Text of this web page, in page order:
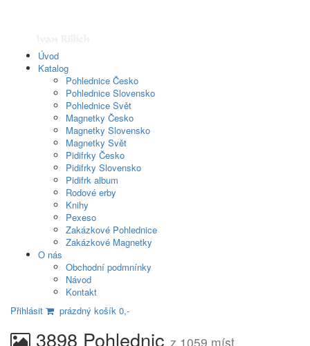
Úvod
Katalog
Pohlednice Česko
Pohlednice Slovensko
Pohlednice Svět
Magnetky Česko
Magnetky Slovensko
Magnetky Svět
Pidifrky Česko
Pidifrky Slovensko
Pidifrk album
Rodové erby
Knihy
Pexeso
Zakázkové Pohlednice
Zakázkové Magnetky
O nás
Obchodní podmnínky
Návod
Kontakt
Přihlásit
prázdný košík 0,-
3898 Pohlednic z 1059 míst